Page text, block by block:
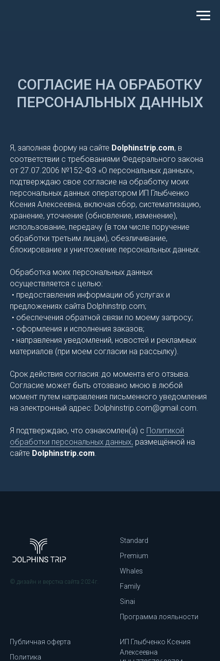
СОГЛАСИЕ НА ОБРАБОТКУ
ПЕРСОНАЛЬНЫХ ДАННЫХ
Я, заполняя форму на сайте Dolphinstrip.com, в
соответствии с требованиями Федерального закона
от 27.07.2006 №152-ФЗ «О персональных данных»,
подтверждаю свое согласие на обработку моих
персональных данных оператором ИП Глыбченко
Ксения Алексеевна, включая сбор, систематизацию,
хранение, уточнение (обновление, изменение),
использование, передачу (в том числе поручение
обработки третьим лицам), обезличивание,
блокирование и уничтожение персональных данных.
Обработка моих персональных данных
осуществляется с целью:
• предоставления информации об услугах и
предложениях сайта Dolphinstrip.com;
• обеспечения обратной связи по моему запросу;
• оформления и исполнения заказов;
• направления уведомлений, новостей и рекламных
материалов (при моем согласии на рассылку).
Срок действия согласия: до момента его отзыва.
Согласие может быть отозвано мною в любой
момент путем направления письменного уведомления
на электронный адрес: Dolphinstrip.com@gmail.com.
Я подтверждаю, что ознакомлен(а) с Политикой
обработки персональных данных, размещённой на
сайте Dolphinstrip.com.
© дизайн и верстка сайта 2024г.
Standard
Premium
Whales
Family
Sinai
Программа лояльности
Публичная оферта
Политика
ИП Глыбченко Ксения
Алексеевна